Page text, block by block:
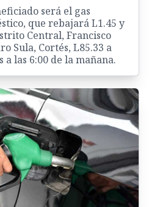
será el gas
que rebajará L1.45 y
Central, Francisco
Sula, Cortés, L85.33 a
las 6:00 de la mañana.